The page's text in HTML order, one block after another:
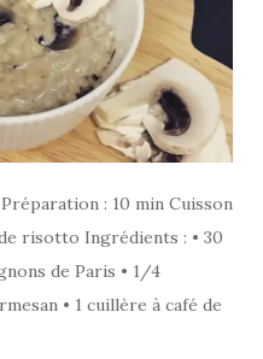
: 10 min Cuisson
risotto Ingrédients : • 30
de Paris • 1/4
• 1 cuillère à café de